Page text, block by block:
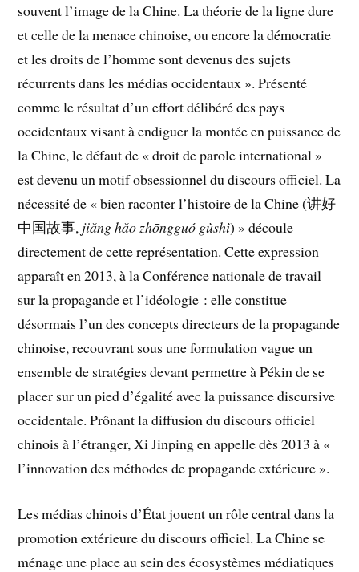
souvent l’image de la Chine. La théorie de la ligne dure
et celle de la menace chinoise, ou encore la démocratie
et les droits de l’homme sont devenus des sujets
récurrents dans les médias occidentaux ». Présenté
comme le résultat d’un effort délibéré des pays
occidentaux visant à endiguer la montée en puissance de
la Chine, le défaut de « droit de parole international »
est devenu un motif obsessionnel du discours officiel. La
nécessité de « bien raconter l’histoire de la Chine (讲好
中国故事, jiǎng hǎo zhōngguó gùshì) » découle
directement de cette représentation. Cette expression
apparaît en 2013, à la Conférence nationale de travail
sur la propagande et l’idéologie : elle constitue
désormais l’un des concepts directeurs de la propagande
chinoise, recouvrant sous une formulation vague un
ensemble de stratégies devant permettre à Pékin de se
placer sur un pied d’égalité avec la puissance discursive
occidentale. Prônant la diffusion du discours officiel
chinois à l’étranger, Xi Jinping en appelle dès 2013 à «
l’innovation des méthodes de propagande extérieure ».
Les médias chinois d’État jouent un rôle central dans la
promotion extérieure du discours officiel. La Chine se
ménage une place au sein des écosystèmes médiatiques